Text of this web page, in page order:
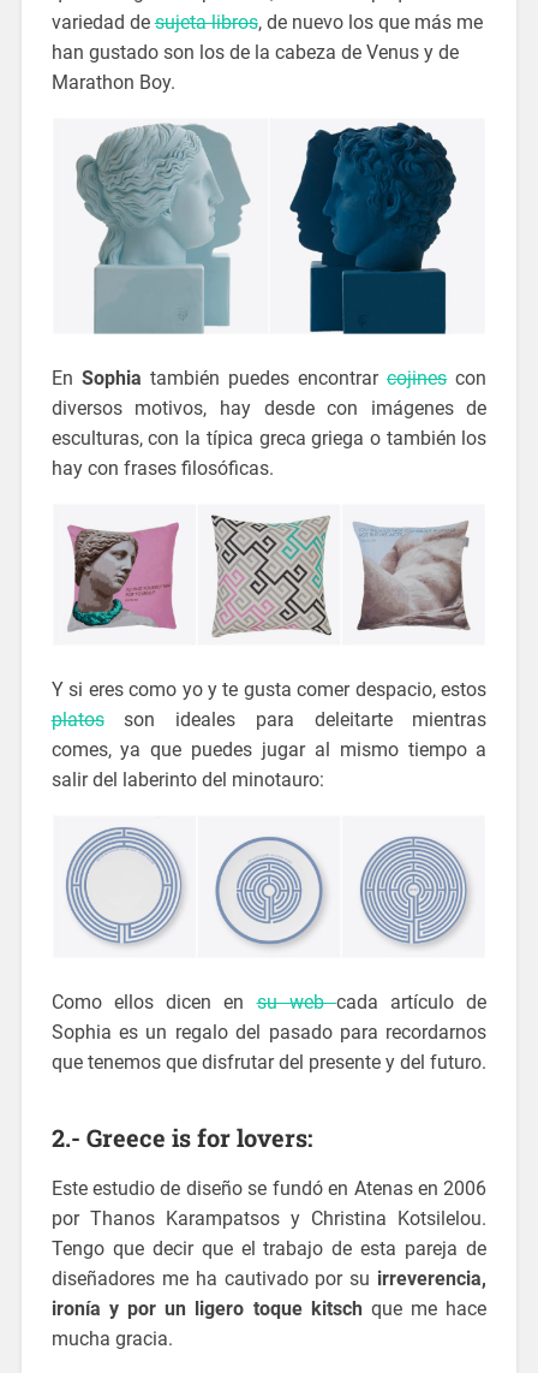
variedad desujeta libros, de nuevo los que más me
han gustado son los de la cabeza de Venus y de
Marathon Boy.
En Sophia también puedes encontrarcojinescon
diversos motivos, hay desde con imágenes de
esculturas, con la típica greca griega o también los
hay con frases filosóficas.
Y si eres como yo y te gusta comer despacio, estos
platosson ideales para deleitarte mientras
comes, ya que puedes jugar al mismo tiempo a
salir del laberinto del minotauro:
Como ellos dicen ensu webcada artículo de
Sophia es un regalo del pasado para recordarnos
que tenemos que disfrutar del presente y del futuro.
2.- Greece is for lovers:
Este estudio de diseño se fundó en Atenas en 2006
por Thanos Karampatsos y Christina Kotsilelou.
Tengo que decir que el trabajo de esta pareja de
diseñadores me ha cautivado por su irreverencia,
ironía y por un ligero toque kitschque me hace
mucha gracia.